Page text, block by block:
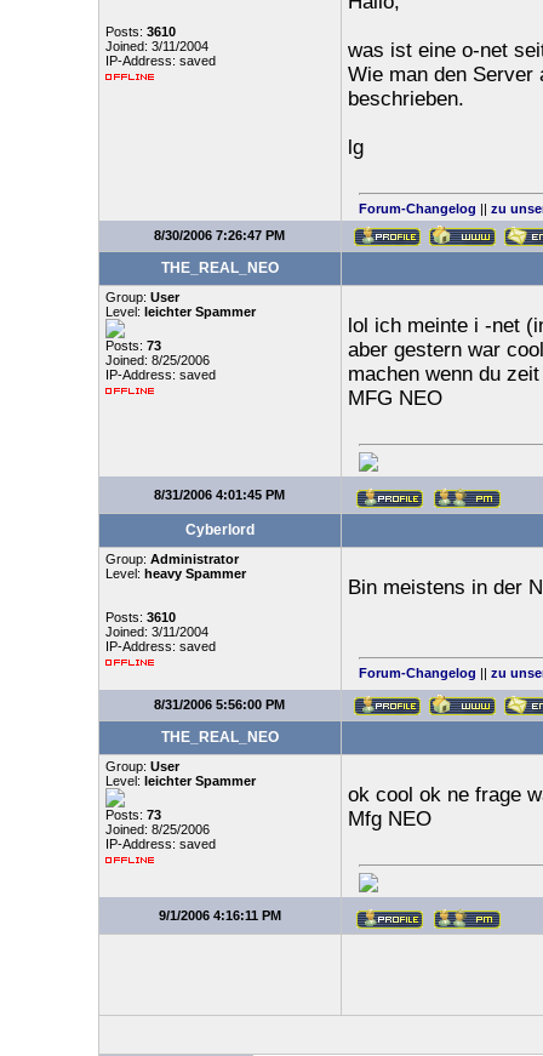
Posts: 3610
Joined: 3/11/2004
IP-Address: saved
was ist eine o-net
Wie man den Server
beschrieben.
lg
Forum-Changelog || zu
8/30/2006 7:26:47 PM
THE_REAL_NEO
Group: User
Level: leichter Spammer
Posts: 73
Joined: 8/25/2006
IP-Address: saved
lol ich meinte i -net
aber gestern war
machen wenn du
MFG NEO
8/31/2006 4:01:45 PM
Cyberlord
Group: Administrator
Level: heavy Spammer
Posts: 3610
Joined: 3/11/2004
IP-Address: saved
Bin meistens in der
Forum-Changelog || zu
8/31/2006 5:56:00 PM
THE_REAL_NEO
Group: User
Level: leichter Spammer
Posts: 73
Joined: 8/25/2006
IP-Address: saved
ok cool ok ne frage
Mfg NEO
9/1/2006 4:16:11 PM